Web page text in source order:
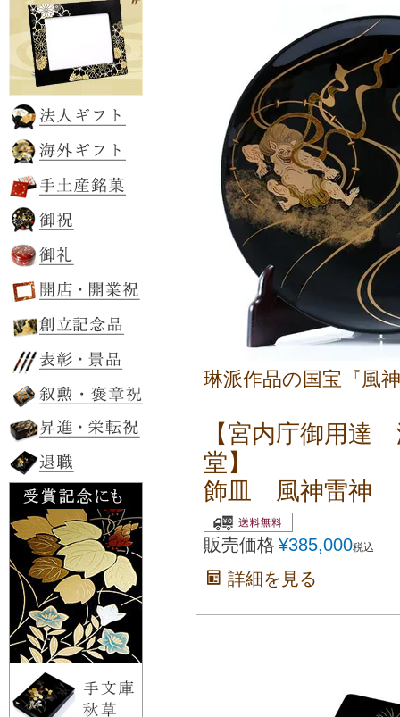
琳派作品の国宝『風
【宮内庁御用達
堂】
飾皿 風神雷神
販売価格 ¥385,000税込
詳細を見る